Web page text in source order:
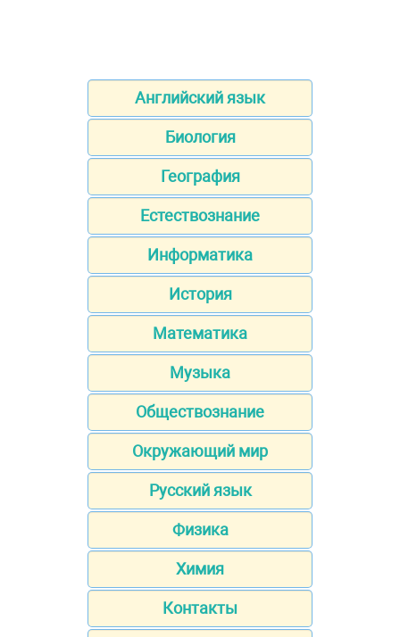
Английский язык
Биология
География
Естествознание
Информатика
История
Математика
Музыка
Обществознание
Окружающий мир
Русский язык
Физика
Химия
Контакты